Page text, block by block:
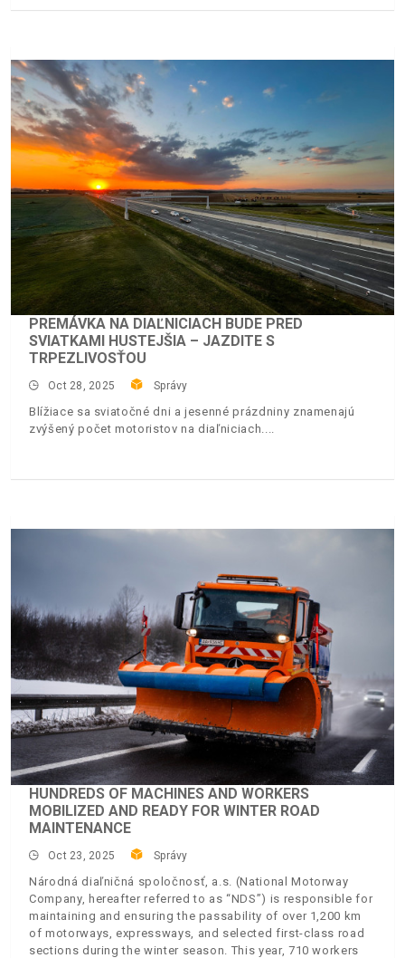
PREMÁVKA NA DIAĽNICIACH BUDE PRED
SVIATKAMI HUSTEJŠIA – JAZDITE S
TRPEZLIVOSŤOU
Oct 28, 2025 Správy
Blížiace sa sviatočné dni a jesenné prázdniny znamenajú
zvýšený počet motoristov na diaľniciach.
HUNDREDS OF MACHINES AND WORKERS
MOBILIZED AND READY FOR WINTER ROAD
MAINTENANCE
Oct 23, 2025 Správy
Národná diaľničná spoločnosť, a.s. (National Motorway
Company, hereafter referred to as “NDS”) is responsible for
maintaining and ensuring the passability of over 1,200 km
of motorways, expressways, and selected first-class road
sections during the winter season. This year, 710 workers